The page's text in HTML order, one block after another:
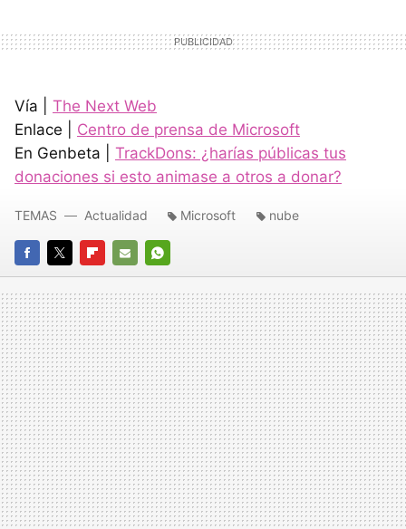
Vía | The Next Web
Enlace | Centro de prensa de Microsoft
En Genbeta | TrackDons: ¿harías públicas tus
donaciones si esto animase a otros a donar?
FACEBOOK
TWITTERFLIPBOARD
E-
MAIL
WHATSAPP
TEMAS Actualidad Microsoft nube